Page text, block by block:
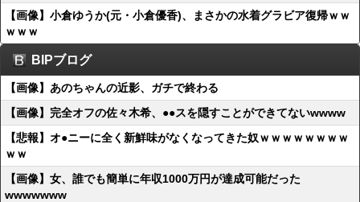
【画像】小倉ゆうか(元・小倉優香)、まさかの水着グラビア復帰ｗｗ
ｗｗｗ
BIPブログ
【画像】あのちゃんの近影、ガチで終わる
【画像】完全オフの佐々木希、●●スを隠すことができてないwwww
【悲報】オ●ニーに全く新鮮味がなくなってきた奴ｗｗｗｗｗｗｗｗ
ｗｗ
【画像】女、誰でも簡単に年収1000万円が達成可能だった
wwwwwww